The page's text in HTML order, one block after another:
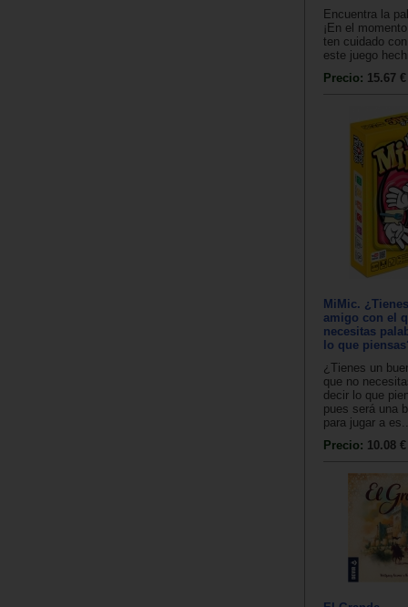
Encuentra la
¡En el
ten cuidado
este juego
Precio: 15.67 €
MiMic.
amigo con el
necesitas
lo que
¿Tienes un
que no
decir lo que
pues será una
para jugar a
Precio: 10.08 €